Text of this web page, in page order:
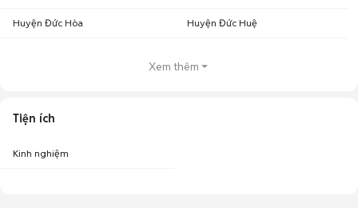
Huyện Đức Hòa Huyện Đức Huệ
Xem thêm
Tiện ích
Kinh nghiệm